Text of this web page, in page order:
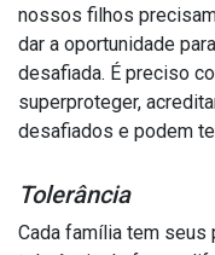
nossos filhos
dar a oportunidade
desafiada. É preciso
superproteger,
desafiados e podem
Tolerância
Cada família tem